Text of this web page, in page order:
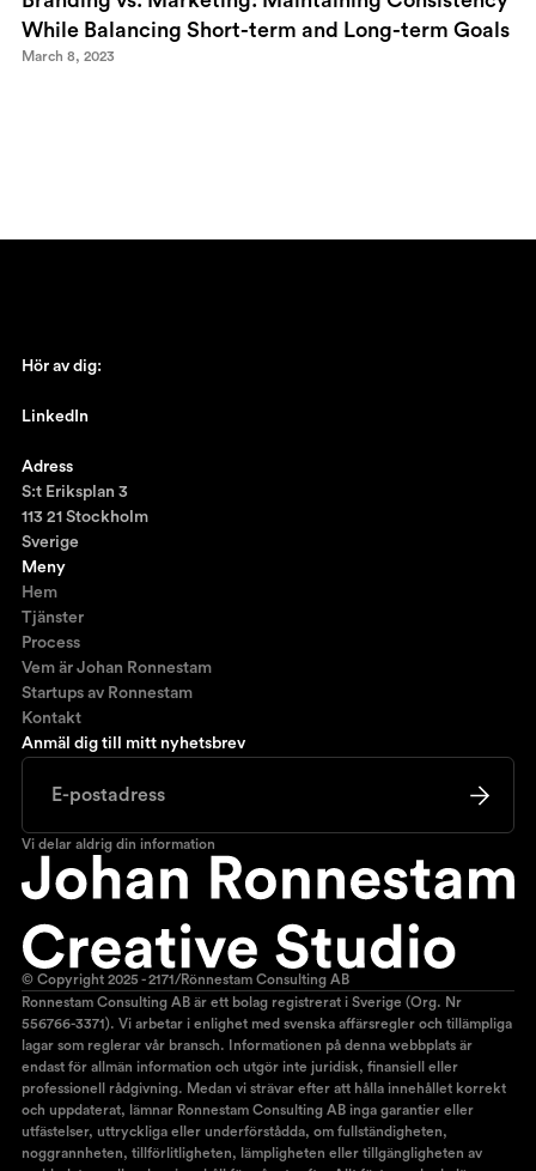
While Balancing Short-term and Long-term Goals
March 8, 2023
Anmäl dig till mitt nyhetsbrev
Vi delar aldrig din information
Hör av dig:
LinkedIn
Adress
S:t Eriksplan 3
113 21 Stockholm
Sverige
Meny
Hem
Tjänster
Process
Vem är Johan Ronnestam
Startups av Ronnestam
Kontakt
© Copyright 2025 - 2171/Rönnestam Consulting AB
Ronnestam Consulting AB är ett bolag registrerat i Sverige (Org. Nr
556766-3371). Vi arbetar i enlighet med svenska affärsregler och tillämpliga
lagar som reglerar vår bransch. Informationen på denna webbplats är
endast för allmän information och utgör inte juridisk, finansiell eller
professionell rådgivning. Medan vi strävar efter att hålla innehållet korrekt
och uppdaterat, lämnar Ronnestam Consulting AB inga garantier eller
utfästelser, uttryckliga eller underförstådda, om fullständigheten,
noggrannheten, tillförlitligheten, lämpligheten eller tillgängligheten av